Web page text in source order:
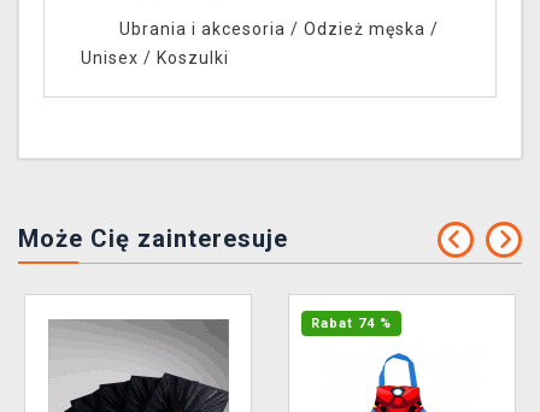
Ubrania i akcesoria / Odzież męska /
Unisex / Koszulki
Może Cię zainteresuje
Rabat 74 %